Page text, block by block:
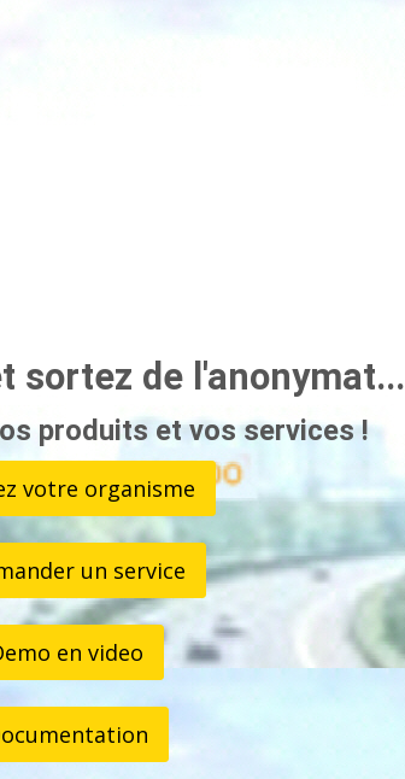
sortez de l'anonymat...
produits et vos services !
votre organisme
un service
en video